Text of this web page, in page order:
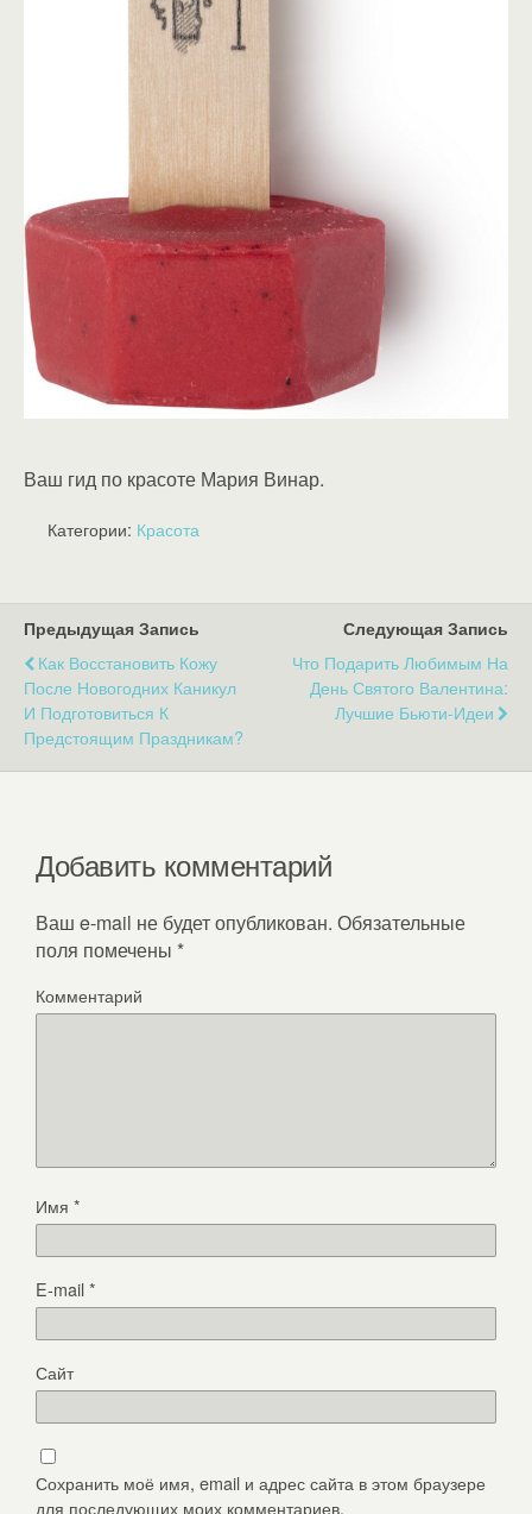
Ваш гид по красоте Мария Винар.
Категории: Красота
Предыдущая Запись
Как Восстановить Кожу
После Новогодних Каникул
И Подготовиться К
Предстоящим Праздникам?
Следующая Запись
Что Подарить Любимым На
День Святого Валентина:
Лучшие Бьюти-Идеи
Добавить комментарий
Ваш e-mail не будет опубликован. Обязательные
поля помечены *
Комментарий
Имя *
E-mail*
Сайт
Сохранить моё имя, email и адрес сайта в этом браузере
для последующих моих комментариев.